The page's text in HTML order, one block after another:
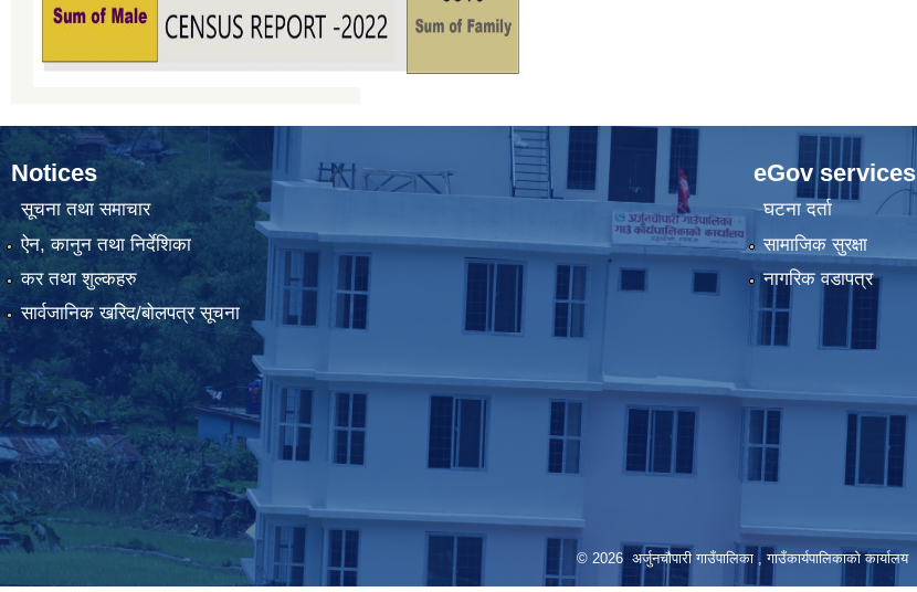
Notices
सूचना तथा समाचार
ऐन, कानुन तथा निर्देशिका
कर तथा शुल्कहरु
सार्वजानिक खरिद/बोलपत्र सूचना
eGov services
घटना दर्ता
सामाजिक सुरक्षा
नागरिक वडापत्र
© 2026 अर्जुनचौपारी गाउँपालिका , गाउँकार्यपालिकाको कार्यालय